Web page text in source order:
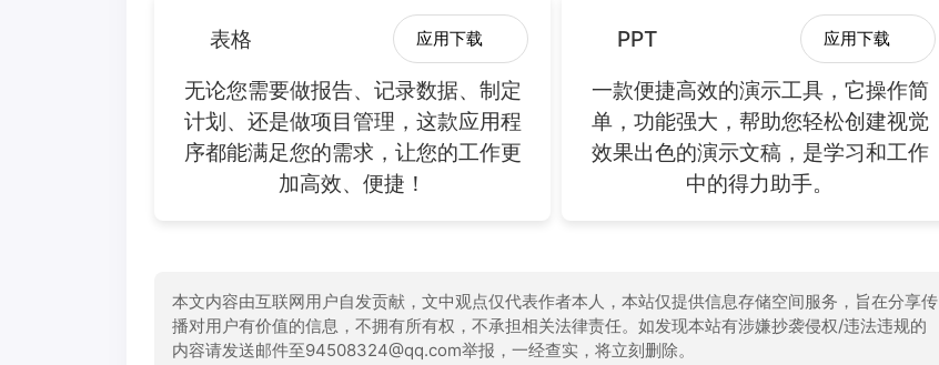
表格 应用下载
无论您需要做报告、记录数据、制定
计划、还是做项目管理，这款应用程
序都能满足您的需求，让您的工作更
加高效、便捷！
PPT 应用下载
一款便捷高效的演示工具，它操作简
单，功能强大，帮助您轻松创建视觉
效果出色的演示文稿，是学习和工作
中的得力助手。
本文内容由互联网用户自发贡献，文中观点仅代表作者本人，本站仅提供信息存储空间服务，旨在分享传
播对用户有价值的信息，不拥有所有权，不承担相关法律责任。如发现本站有涉嫌抄袭侵权/违法违规的
内容请发送邮件至94508324@qq.com举报，一经查实，将立刻删除。